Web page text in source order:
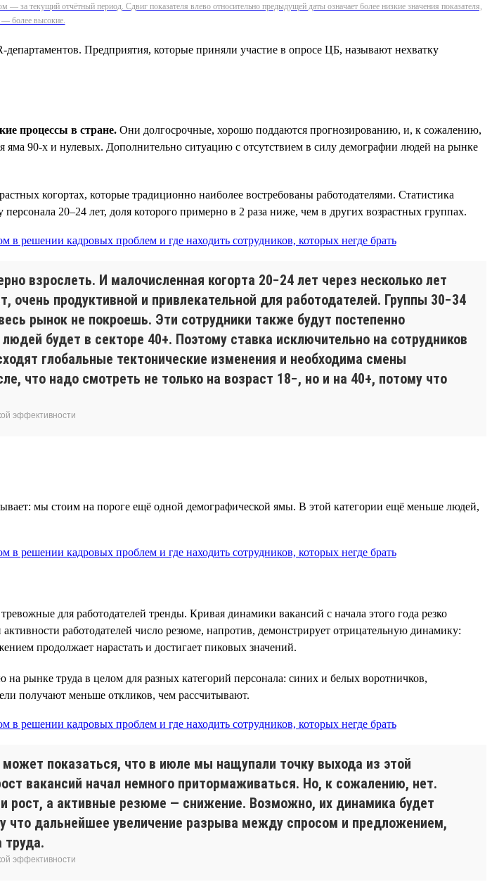
текущий отчётный период. Сдвиг показателя влево относительно предыдущей даты означает более низкие значения показателя,
— более высокие.
Предприятия, которые приняли участие в опросе ЦБ, называют нехватку
процессы в стране. Они долгосрочные, хорошо поддаются прогнозированию, и, к сожалению,
90-х и нулевых. Дополнительно ситуацию с отсутствием в силу демографии людей на рынке
когортах, которые традиционно наиболее востребованы работодателями. Статистика
20–24 лет, доля которого примерно в 2 раза ниже, чем в других возрастных группах.
взрослеть. И малочисленная когорта 20−24 лет через несколько лет
очень продуктивной и привлекательной для работодателей. Группы 30−34
рынок не покроешь. Эти сотрудники также будут постепенно
будет в секторе 40+. Поэтому ставка исключительно на сотрудников
глобальные тектонические изменения и необходима смены
что надо смотреть не только на возраст 18−, но и на 40+, потому что
эффективности
мы стоим на пороге ещё одной демографической ямы. В этой категории ещё меньше людей,
для работодателей тренды. Кривая динамики вакансий с начала этого года резко
работодателей число резюме, напротив, демонстрирует отрицательную динамику:
продолжает нарастать и достигает пиковых значений.
рынке труда в целом для разных категорий персонала: синих и белых воротничков,
получают меньше откликов, чем рассчитывают.
показаться, что в июле мы нащупали точку выхода из этой
вакансий начал немного притормаживаться. Но, к сожалению, нет.
рост, а активные резюме — снижение. Возможно, их динамика будет
что дальнейшее увеличение разрыва между спросом и предложением,
труда.
эффективности